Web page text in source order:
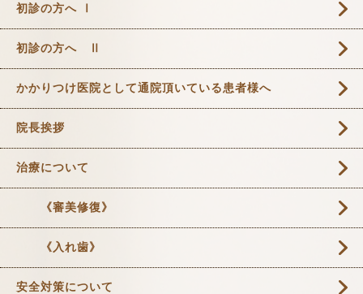
初診の方へ Ⅰ
初診の方へ Ⅱ
かかりつけ医院として通院頂いている患者様へ
院長挨拶
治療について
《審美修復》
《入れ歯》
安全対策について